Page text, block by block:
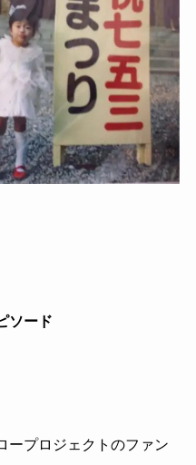
ソード
ープロジェクトのファン